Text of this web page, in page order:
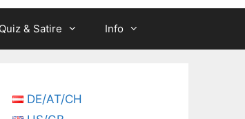
Quiz & Satire Info
DE/AT/CH